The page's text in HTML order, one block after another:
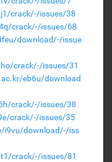
crack/-/issues/38
crack/-/issues/68
download/-/issue
crack/-/issues/31
eb6u/download
crack/-/issues/38
crack/-/issues/35
i9vu/download/-/iss
crack/-/issues/81